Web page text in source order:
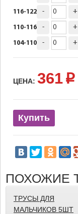
116-122 - +
110-116 - +
104-110 - +
ЦЕНА: 361 p
Купить
ПОХОЖИЕ
ТРУСЫ ДЛЯ
МАЛЬЧИКОВ 5ШТ